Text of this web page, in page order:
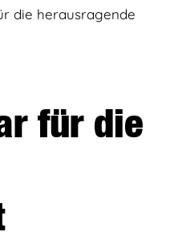
die herausragende
für die